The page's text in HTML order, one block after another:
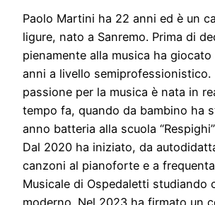
Paolo Martini ha 22 anni ed è un
ligure, nato a Sanremo. Prima di
pienamente alla musica ha
anni a livello semiprofessionistico.
passione per la musica è nata in
tempo fa, quando da bambino ha
anno batteria alla scuola
Dal 2020 ha iniziato, da
canzoni al pianoforte e a
Musicale di Ospedaletti studiando